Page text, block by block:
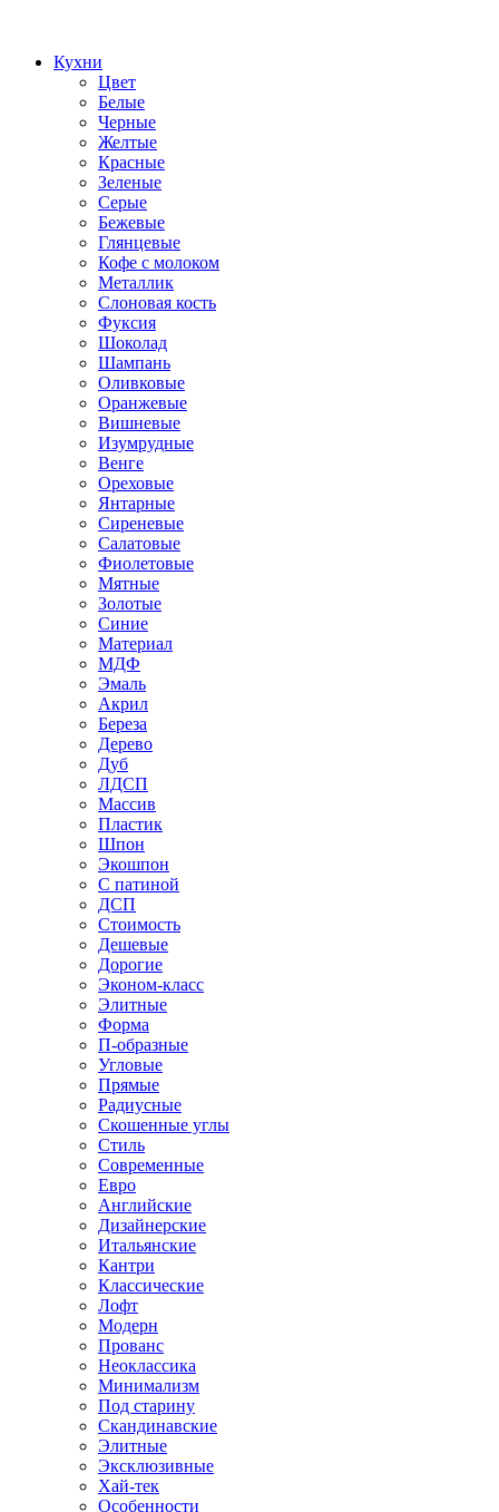
Кухни
Цвет
Белые
Черные
Желтые
Красные
Зеленые
Серые
Бежевые
Глянцевые
Кофе с молоком
Металлик
Слоновая кость
Фуксия
Шоколад
Шампань
Оливковые
Оранжевые
Вишневые
Изумрудные
Венге
Ореховые
Янтарные
Сиреневые
Салатовые
Фиолетовые
Мятные
Золотые
Синие
Материал
МДФ
Эмаль
Акрил
Береза
Дерево
Дуб
ЛДСП
Массив
Пластик
Шпон
Экошпон
С патиной
ДСП
Стоимость
Дешевые
Дорогие
Эконом-класс
Элитные
Форма
П-образные
Угловые
Прямые
Радиусные
Скошенные углы
Стиль
Современные
Евро
Английские
Дизайнерские
Итальянские
Кантри
Классические
Лофт
Модерн
Прованс
Неоклассика
Минимализм
Под старину
Скандинавские
Элитные
Эксклюзивные
Хай-тек
Особенности